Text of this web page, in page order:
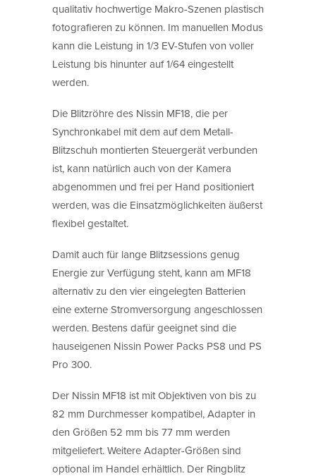
qualitativ hochwertige Makro-Szenen plastisch
fotografieren zu können. Im manuellen Modus
kann die Leistung in 1/3 EV-Stufen von voller
Leistung bis hinunter auf 1/64 eingestellt
werden.
Die Blitzröhre des Nissin MF18, die per
Synchronkabel mit dem auf dem Metall-
Blitzschuh montierten Steuergerät verbunden
ist, kann natürlich auch von der Kamera
abgenommen und frei per Hand positioniert
werden, was die Einsatzmöglichkeiten äußerst
flexibel gestaltet.
Damit auch für lange Blitzsessions genug
Energie zur Verfügung steht, kann am MF18
alternativ zu den vier eingelegten Batterien
eine externe Stromversorgung angeschlossen
werden. Bestens dafür geeignet sind die
hauseigenen Nissin Power Packs PS8 und PS
Pro 300.
Der Nissin MF18 ist mit Objektiven von bis zu
82 mm Durchmesser kompatibel, Adapter in
den Größen 52 mm bis 77 mm werden
mitgeliefert. Weitere Adapter-Größen sind
optional im Handel erhältlich. Der Ringblitz